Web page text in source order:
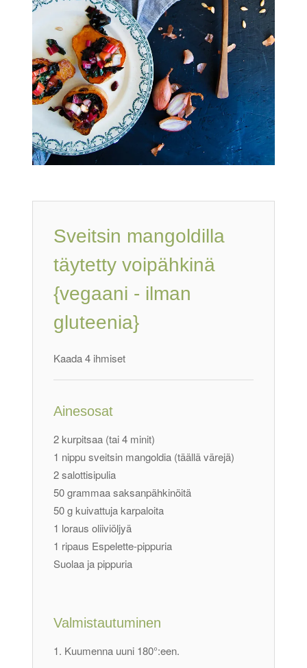
Sveitsin mangoldilla
täytetty voipähkinä
{vegaani - ilman
gluteenia}
Kaada 4 ihmiset
Ainesosat
2 kurpitsaa (tai 4 minit)
1 nippu sveitsin mangoldia (täällä värejä)
2 salottisipulia
50 grammaa saksanpähkinöitä
50 g kuivattuja karpaloita
1 loraus oliiviöljyä
1 ripaus Espelette-pippuria
Suolaa ja pippuria
Valmistautuminen
Kuumenna uuni 180°:een.